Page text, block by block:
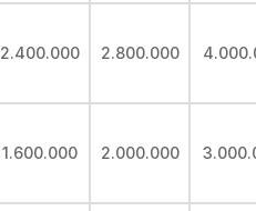
2.400.000 2.800.000
1.600.000 2.000.000